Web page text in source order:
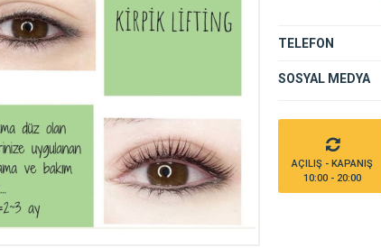
TELEFON
SOSYAL MEDYA
AÇILIŞ - KAPANIŞ
10:00 - 20:00